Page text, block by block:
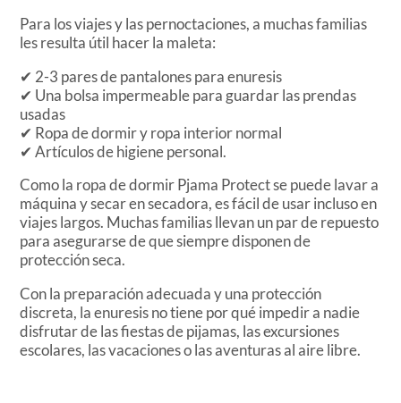
Para los viajes y las pernoctaciones, a muchas familias
les resulta útil hacer la maleta:
✔ 2-3 pares de pantalones para enuresis
✔ Una bolsa impermeable para guardar las prendas
usadas
✔ Ropa de dormir y ropa interior normal
✔Artículos de higiene personal.
Como la ropa de dormir Pjama Protect se puede lavar a
máquina y secar en secadora, es fácil de usar incluso en
viajes largos. Muchas familias llevan un par de repuesto
para asegurarse de que siempre disponen de
protección seca.
Con la preparación adecuada y una protección
discreta, la enuresis no tiene por qué impedir a nadie
disfrutar de las fiestas de pijamas, las excursiones
escolares, las vacaciones o las aventuras al aire libre.